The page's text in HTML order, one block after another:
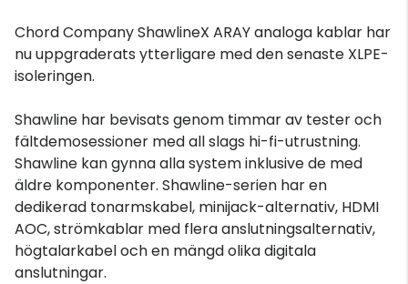
Chord Company ShawlineX ARAY analoga kablar har
nu uppgraderats ytterligare med den senaste XLPE-
isoleringen.
Shawline har bevisats genom timmar av tester och
fältdemosessioner med all slags hi-fi-utrustning.
Shawline kan gynna alla system inklusive de med
äldre komponenter. Shawline-serien har en
dedikerad tonarmskabel, minijack-alternativ, HDMI
AOC, strömkablar med flera anslutningsalternativ,
högtalarkabel och en mängd olika digitala
anslutningar.